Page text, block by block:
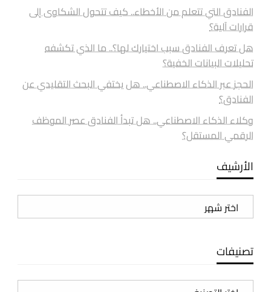
الفنادق التي تتعلم من الأخطاء.. كيف تتحول الشكاوى إلى
قرارات آلية؟
هل تعرف الفنادق سبب اختيارك لها؟.. ما الذي تكشفه
تحليلات البيانات الخفية؟
الحجز عبر الذكاء الاصطناعي.. هل يختفي البحث التقليدي عن
الفنادق؟
وكلاء الذكاء الاصطناعي.. هل تبدأ الفنادق عصر الموظف
الرقمي المستقل؟
الأرشيف
الأرشيف
تصنيفات
تصنيفات